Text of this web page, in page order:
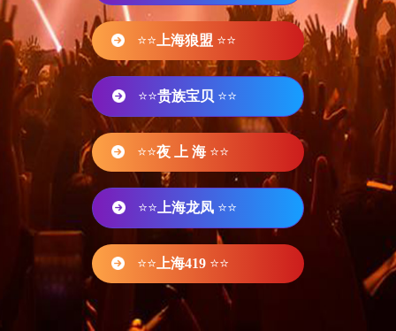
⭐⭐ 上海狼盟 ⭐⭐
⭐⭐贵族宝贝 ⭐⭐
⭐⭐夜 上 海 ⭐⭐
⭐⭐ 上海龙凤 ⭐⭐
⭐⭐ 上海419 ⭐⭐